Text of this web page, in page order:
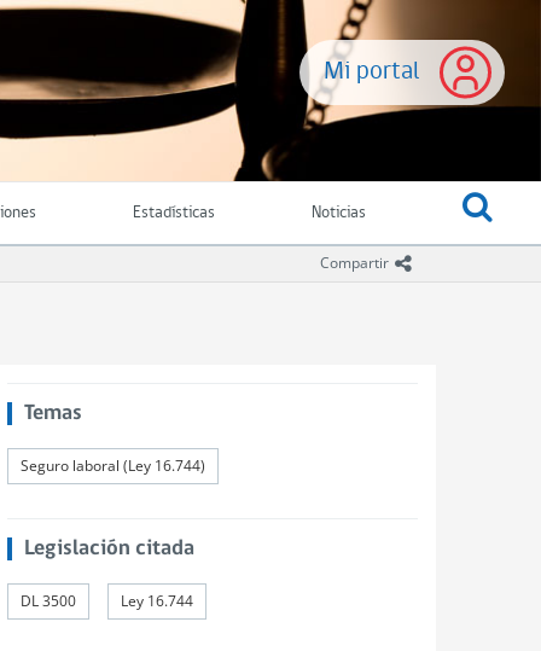
Mi portal
Estadísticas Noticias
Compartir icono compartir
Temas
Seguro laboral (Ley 16.744)
Legislación citada
DL 3500 Ley 16.744